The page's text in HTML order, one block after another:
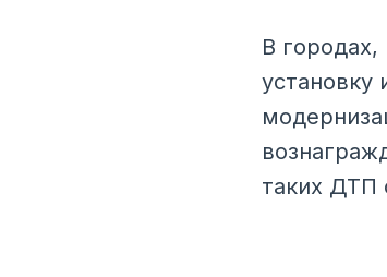
В
установку
таких ДТП